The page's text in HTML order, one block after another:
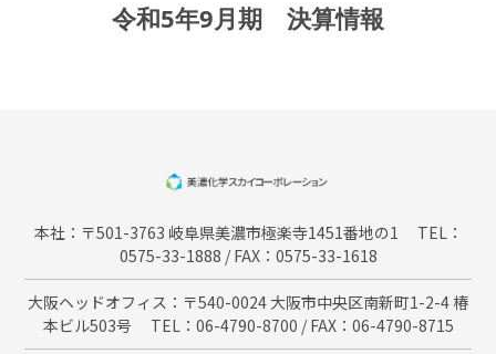
令和5年9月期 決算情報
本社：〒501-3763 岐阜県美濃市極楽寺1451番地の1 TEL：
0575-33-1888 / FAX：0575-33-1618
大阪ヘッドオフィス：〒540-0024 大阪市中央区南新町1-2-4 椿
本ビル503号 TEL：06-4790-8700 / FAX：06-4790-8715